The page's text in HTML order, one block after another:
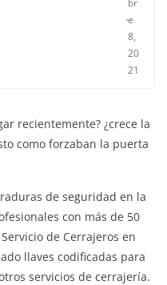
br
e
8,
20
21
recientemente? ¿crece la
como forzaban la puerta
de seguridad en la
con más de 50
de Cerrajeros en
llaves codificadas para
servicios de cerrajería.
CINE Y TV
mostramos todos los